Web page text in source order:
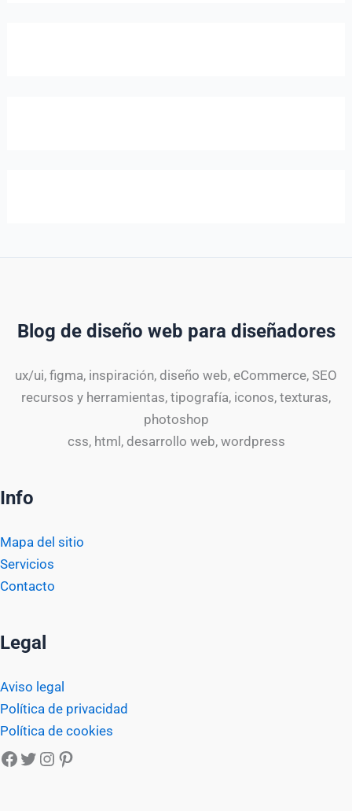
Blog de diseño web para diseñadores
ux/ui, figma, inspiración, diseño web, eCommerce, SEO
recursos y herramientas, tipografía, iconos, texturas,
photoshop
css, html, desarrollo web, wordpress
Info
Mapa del sitio
Servicios
Contacto
Legal
Aviso legal
Política de privacidad
Política de cookies
Facebook
Twitter
Instagram
Pinterest